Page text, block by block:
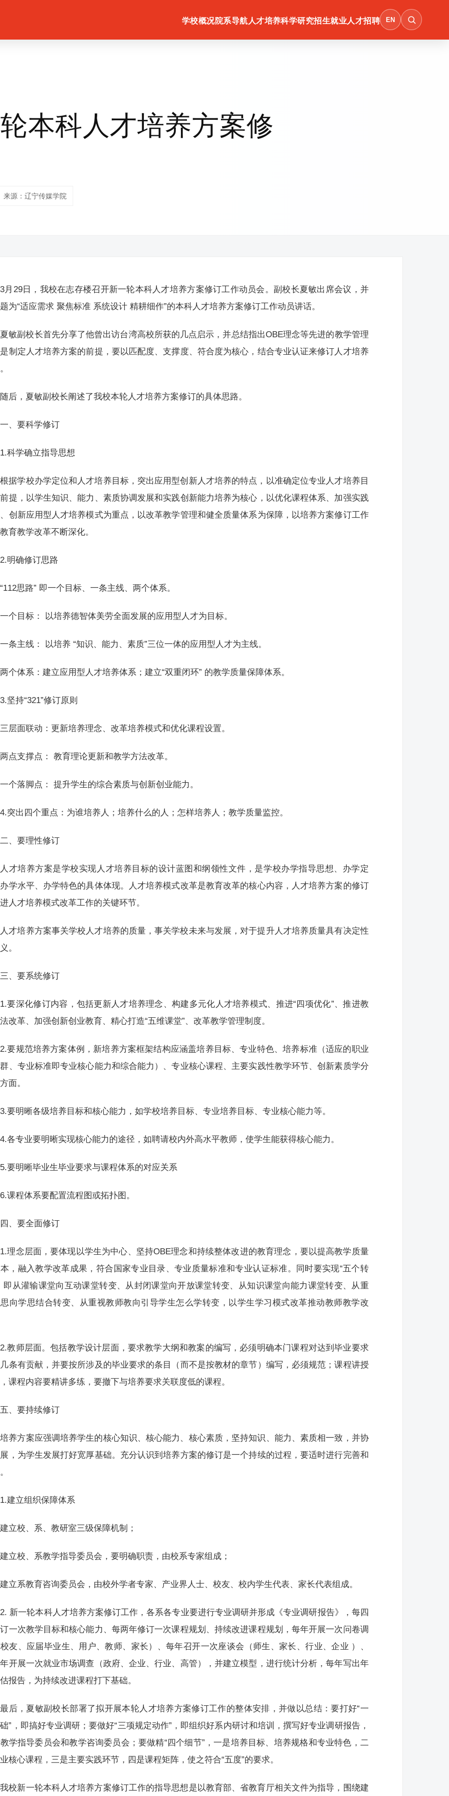
学校概况院系导航 人才培养科学研究招生就业人才招聘 EN
本科人才培养方案修
来源：辽宁传媒学院
3月29日，我校在志存楼召开新一轮本科人才培养方案修订工作动员会。副校长夏敏出席会议，并
为“适应需求 聚焦标准 系统设计 精耕细作”的本科人才培养方案修订工作动员讲话。
夏敏副校长首先分享了他曾出访台湾高校所获的几点启示，并总结指出OBE理念等先进的教学管理
制定人才培养方案的前提，要以匹配度、支撑度、符合度为核心，结合专业认证来修订人才培养
随后，夏敏副校长阐述了我校本轮人才培养方案修订的具体思路。
一、要科学修订
1.科学确立指导思想
根据学校办学定位和人才培养目标，突出应用型创新人才培养的特点，以准确定位专业人才培养目
提，以学生知识、能力、素质协调发展和实践创新能力培养为核心，以优化课程体系、加强实践
创新应用型人才培养模式为重点，以改革教学管理和健全质量体系为保障，以培养方案修订工作
育教学改革不断深化。
2.明确修订思路
“112思路” 即一个目标、一条主线、两个体系。
一个目标： 以培养德智体美劳全面发展的应用型人才为目标。
一条主线： 以培养 “知识、能力、素质”三位一体的应用型人才为主线。
两个体系：建立应用型人才培养体系；建立“双重闭环” 的教学质量保障体系。
3.坚持“321”修订原则
三层面联动：更新培养理念、改革培养模式和优化课程设置。
两点支撑点： 教育理论更新和教学方法改革。
一个落脚点： 提升学生的综合素质与创新创业能力。
4.突出四个重点：为谁培养人；培养什么的人；怎样培养人；教学质量监控。
二、要理性修订
人才培养方案是学校实现人才培养目标的设计蓝图和纲领性文件，是学校办学指导思想、办学定
学水平、办学特色的具体体现。人才培养模式改革是教育改革的核心内容，人才培养方案的修订
人才培养模式改革工作的关键环节。
人才培养方案事关学校人才培养的质量，事关学校未来与发展，对于提升人才培养质量具有决定性
。
三、要系统修订
1.要深化修订内容，包括更新人才培养理念、构建多元化人才培养模式、推进“四项优化”、推进教
改革、加强创新创业教育、精心打造“五维课堂”、改革教学管理制度。
2.要规范培养方案体例，新培养方案框架结构应涵盖培养目标、专业特色、培养标准（适应的职业
、专业标准即专业核心能力和综合能力）、专业核心课程、主要实践性教学环节、创新素质学分
面。
3.要明晰各级培养目标和核心能力，如学校培养目标、专业培养目标、专业核心能力等。
4.各专业要明晰实现核心能力的途径，如聘请校内外高水平教师，使学生能获得核心能力。
5.要明晰毕业生毕业要求与课程体系的对应关系
6.课程体系要配置流程图或拓扑图。
四、要全面修订
1.理念层面，要体现以学生为中心、坚持OBE理念和持续整体改进的教育理念，要以提高教学质量
，融入教学改革成果，符合国家专业目录、专业质量标准和专业认证标准。同时要实现“五个转
即从灌输课堂向互动课堂转变、从封闭课堂向开放课堂转变、从知识课堂向能力课堂转变、从重
向学思结合转变、从重视教师教向引导学生怎么学转变，以学生学习模式改革推动教师教学改
2.教师层面。包括教学设计层面，要求教学大纲和教案的编写，必须明确本门课程对达到毕业要求
条有贡献，并要按所涉及的毕业要求的条目（而不是按教材的章节）编写，必须规范；课程讲授
课程内容要精讲多练，要撤下与培养要求关联度低的课程。
五、要持续修订
培养方案应强调培养学生的核心知识、核心能力、核心素质，坚持知识、能力、素质相一致，并协
，为学生发展打好宽厚基础。充分认识到培养方案的修订是一个持续的过程，要适时进行完善和
1.建立组织保障体系
建立校、系、教研室三级保障机制；
建立校、系教学指导委员会，要明确职责，由校系专家组成；
建立系教育咨询委员会，由校外学者专家、产业界人士、校友、校内学生代表、家长代表组成。
2. 新一轮本科人才培养方案修订工作，各系各专业要进行专业调研并形成《专业调研报告》，每四
一次教学目标和核心能力、每两年修订一次课程规划、持续改进课程规划，每年开展一次问卷调
友、应届毕业生、用户、教师、家长）、每年召开一次座谈会（师生、家长、行业、企业 ）、
开展一次就业市场调查（政府、企业、行业、高管），并建立模型，进行统计分析，每年写出年
报告，为持续改进课程打下基础。
最后，夏敏副校长部署了拟开展本轮人才培养方案修订工作的整体安排，并做以总结：要打好“一
”，即搞好专业调研；要做好“三项规定动作”，即组织好系内研讨和培训，撰写好专业调研报告，
学指导委员会和教学咨询委员会；要做精“四个细节”，一是培养目标、培养规格和专业特色，二
核心课程，三是主要实践环节，四是课程矩阵，使之符合“五度”的要求。
我校新一轮本科人才培养方案修订工作的指导思想是以教育部、省教育厅相关文件为指导，围绕建